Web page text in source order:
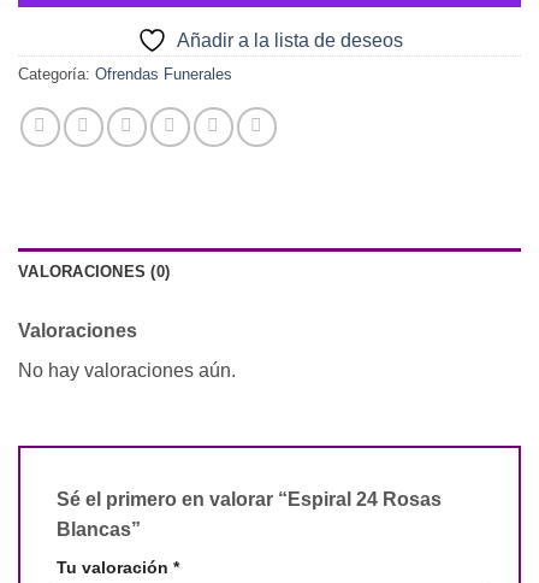
Añadir a la lista de deseos
Categoría: Ofrendas Funerales
VALORACIONES (0)
Valoraciones
No hay valoraciones aún.
Sé el primero en valorar “Espiral 24 Rosas
Blancas”
Tu valoración *